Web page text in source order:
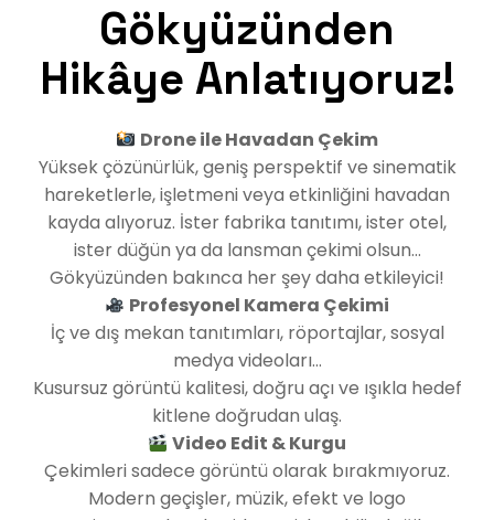
Gökyüzünden
Hikâye Anlatıyoruz!
Drone ile Havadan Çekim
Yüksek çözünürlük, geniş perspektif ve sinematik
hareketlerle, işletmeni veya etkinliğini havadan
kayda alıyoruz. İster fabrika tanıtımı, ister otel,
ister düğün ya da lansman çekimi olsun…
Gökyüzünden bakınca her şey daha etkileyici!
Profesyonel Kamera Çekimi
İç ve dış mekan tanıtımları, röportajlar, sosyal
medya videoları…
Kusursuz görüntü kalitesi, doğru açı ve ışıkla hedef
kitlene doğrudan ulaş.
Video Edit & Kurgu
Çekimleri sadece görüntü olarak bırakmıyoruz.
Modern geçişler, müzik, efekt ve logo